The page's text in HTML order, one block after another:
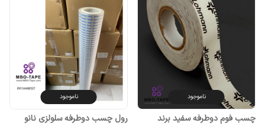
ناموجود
چسب فوم دوطرفه سفید برند
ناموجود
رول چسب دوطرفه سلولزی نانو